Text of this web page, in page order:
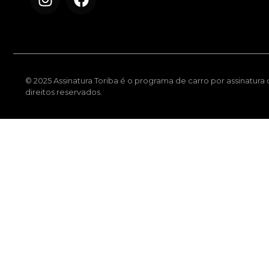
© 2025 Assinatura Toriba é o programa de carro por assinatura
direitos reservados.